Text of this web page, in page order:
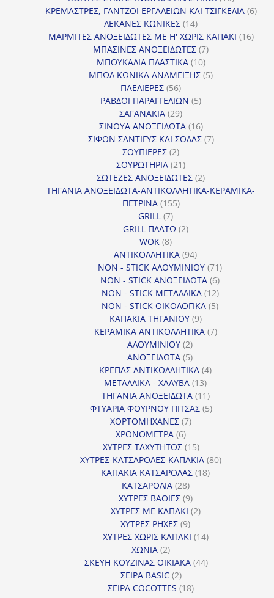
προϊόντα
ΚΡΕΜΑΣΤΡΕΣ, ΓΑΝΤΖΟΙ ΕΡΓΑΛΕΙΩΝ ΚΑΙ ΤΣΙΓΚΕΛΙΑ 66
ΛΕΚΑΝΕΣ ΚΩΝΙΚΕΣ 1414
προϊόντα
ΜΑΡΜΙΤΕΣ ΑΝΟΞΕΙΔΩΤΕΣ ΜΕ Η' ΧΩΡΙΣ ΚΑΠΑΚΙ 1616
ΜΠΑΣΙΝΕΣ ΑΝΟΞΕΙΔΩΤΕΣ 77
ΜΠΟΥΚΑΛΙΑ ΠΛΑΣΤΙΚΑ 1010
προϊόντα
ΜΠΩΛ ΚΩΝΙΚΑ ΑΝΑΜΕΙΞΗΣ 55
ΠΑΕΛΙΕΡΕΣ 5656
προϊόντα
ΡΑΒΔΟΙ ΠΑΡΑΓΓΕΛΙΩΝ 55
ΣΑΓΑΝΑΚΙΑ 2929
προϊόντα
ΣΙΝΟΥΑ ΑΝΟΞΕΙΔΩΤΑ 1616
προϊόντα
ΣΙΦΟΝ ΣΑΝΤΙΓΥΣ ΚΑΙ ΣΟΔΑΣ 77
ΣΟΥΠΙΕΡΕΣ 22
προϊόντα
ΣΟΥΡΩΤΗΡΙΑ 2121
προϊόντα
ΣΩΤΕΖΕΣ ΑΝΟΞΕΙΔΩΤΕΣ 22
προϊόντα
ΤΗΓΑΝΙΑ ΑΝΟΞΕΙΔΩΤΑ-ΑΝΤΙΚΟΛΛΗΤΙΚΑ-ΚΕΡΑΜΙΚΑ-
ΠΕΤΡΙΝΑ 155155
GRILL 77
προϊόντα
GRILL ΠΛΑΤΩ 22
WOK 88
προϊόντα
ΑΝΤΙΚΟΛΛΗΤΙΚΑ 9494
προϊόντα
NON - STICK ΑΛΟΥΜΙΝΙΟΥ 7171
προϊόντα
NON - STICK ΑΝΟΞΕΙΔΩΤΑ 66
προϊόντα
NON - STICK ΜΕΤΑΛΛΙΚΑ 1212
προϊόντα
NON - STICK ΟΙΚΟΛΟΓΙΚΑ 55
ΚΑΠΑΚΙΑ ΤΗΓΑΝΙΟΥ 99
προϊόντα
ΚΕΡΑΜΙΚΑ ΑΝΤΙΚΟΛΛΗΤΙΚΑ 77
ΑΛΟΥΜΙΝΙΟΥ 22
προϊόντα
ΑΝΟΞΕΙΔΩΤΑ 55
προϊόντα
ΚΡΕΠΑΣ ΑΝΤΙΚΟΛΛΗΤΙΚΑ 44
ΜΕΤΑΛΛΙΚΑ - ΧΑΛΥΒΑ 1313
προϊόντα
ΤΗΓΑΝΙΑ ΑΝΟΞΕΙΔΩΤΑ 1111
προϊόντα
ΦΤΥΑΡΙΑ ΦΟΥΡΝΟΥ ΠΙΤΣΑΣ 55
ΧΟΡΤΟΜΗΧΑΝΕΣ 77
ΧΡΟΝΟΜΕΤΡΑ 66
προϊόντα
ΧΥΤΡΕΣ ΤΑΧΥΤΗΤΟΣ 1515
προϊόντα
ΧΥΤΡΕΣ-ΚΑΤΣΑΡΟΛΕΣ-ΚΑΠΑΚΙΑ 8080
ΚΑΠΑΚΙΑ ΚΑΤΣΑΡΟΛΑΣ 1818
ΚΑΤΣΑΡΟΛΙΑ 2828
προϊόντα
ΧΥΤΡΕΣ ΒΑΘΙΕΣ 99
προϊόντα
ΧΥΤΡΕΣ ΜΕ ΚΑΠΑΚΙ 22
ΧΥΤΡΕΣ ΡΗΧΕΣ 99
προϊόντα
ΧΥΤΡΕΣ ΧΩΡΙΣ ΚΑΠΑΚΙ 1414
ΧΩΝΙΑ 22
προϊόντα
ΣΚΕΥΗ ΚΟΥΖΙΝΑΣ ΟΙΚΙΑΚΑ 4444
ΣΕΙΡΑ BASIC 22
προϊόντα
ΣΕΙΡΑ COCOTTES 1818